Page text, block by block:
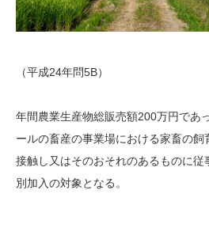
（平成24年問5B）
年間農業生産物総販売額200万円であ
ールの畜産の事業場における家畜の飼
接触し又はそのおそれのあるものに
別加入の対象となる。